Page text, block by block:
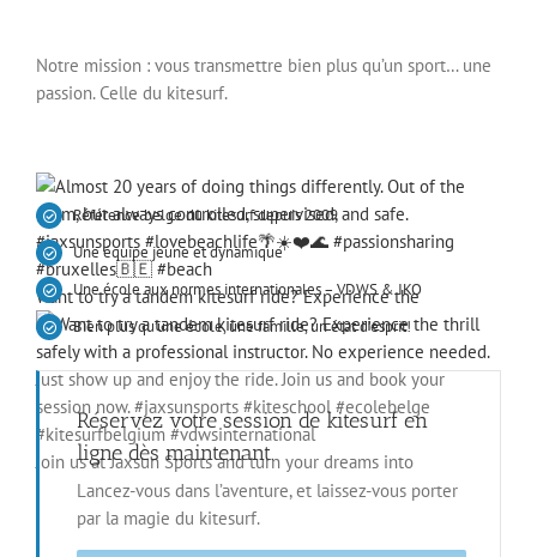
Want to try a tandem kitesurf ride? Experience the
Join us at Jaxsun Sports and turn your dreams into
Notre mission : vous transmettre bien plus qu’un sport… une
passion. Celle du kitesurf.
Référence belge du kitesurf depuis 2009
Une équipe jeune et dynamique
Une école aux normes internationales –VDWS&IKO
Bien plus qu’une école, une famille, un état d’esprit!
Réservez votre session de kitesurf en
ligne dès maintenant.
Lancez-vous dans l’aventure, et laissez-vous porter
par la magie du kitesurf.